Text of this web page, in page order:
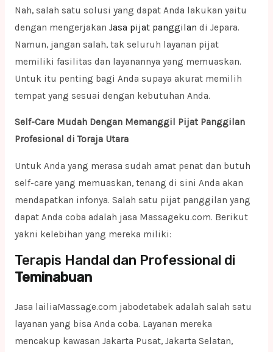
Nah, salah satu solusi yang dapat Anda lakukan yaitu
dengan mengerjakan Jasa pijat panggilan di Jepara.
Namun, jangan salah, tak seluruh layanan pijat
memiliki fasilitas dan layanannya yang memuaskan.
Untuk itu penting bagi Anda supaya akurat memilih
tempat yang sesuai dengan kebutuhan Anda.
Self-Care Mudah Dengan Memanggil Pijat Panggilan
Profesional di Toraja Utara
Untuk Anda yang merasa sudah amat penat dan butuh
self-care yang memuaskan, tenang di sini Anda akan
mendapatkan infonya. Salah satu pijat panggilan yang
dapat Anda coba adalah jasa Massageku.com. Berikut
yakni kelebihan yang mereka miliki:
Terapis Handal dan Professional di
Teminabuan
Jasa lailiaMassage.com jabodetabek adalah salah satu
layanan yang bisa Anda coba. Layanan mereka
mencakup kawasan Jakarta Pusat, Jakarta Selatan,